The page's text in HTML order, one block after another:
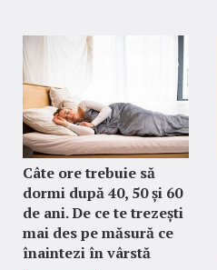
Câte ore trebuie să
dormi după 40, 50 și 60
de ani. De ce te trezești
mai des pe măsură ce
înaintezi în vârstă